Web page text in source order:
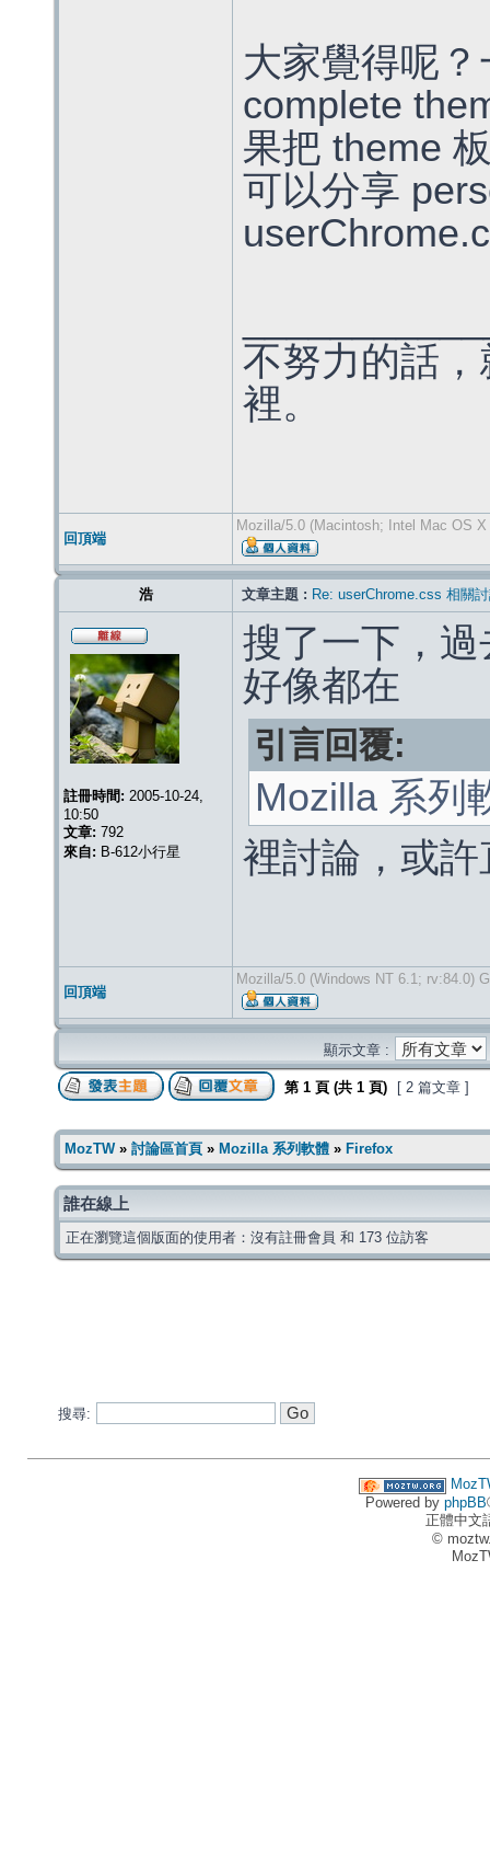
大家覺得呢
complete
果把 theme
可以分享
不努力的話
裡。
回頂端
Mozilla/5.0 (Macintosh; Intel Mac OS
浩 文章主題 : Re: userChrome.css 相關
註冊時間: 2005-10-24,
10:50
文章: 792
來自: B-612小行星
搜了一下，
好像都在
引言回覆:
Mozilla 系列
裡討論，或
回頂端
Mozilla/5.0 (Windows NT 6.1; rv:84.0)
顯示文章 :
第 1 頁 (共 1 頁) [ 2 篇文章 ]
MozTW» 討論區首頁 » Mozilla 系列軟體 » Firefox
誰在線上
正在瀏覽這個版面的使用者：沒有註冊會員 和 173 位訪客
搜尋:
Powered by phpBB
正體中文
©